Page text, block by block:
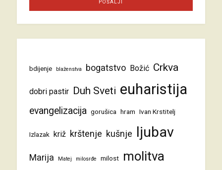
bdijenje blaženstva bogatstvo Božić Crkva
dobri pastir Duh Sveti euharistija
evangelizacija gorušica hram Ivan Krstitelj
Izlazak križ krštenje kušnje ljubav
Marija Matej milosrđe milost molitva